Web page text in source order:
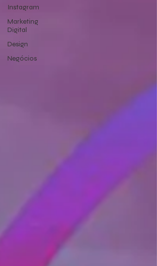
Instagram
Marketing
Digital
Design
Negócios